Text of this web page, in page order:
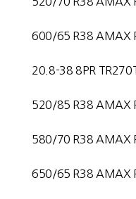
600/65 R38 AMAX
20.8-38 8PR
520/85 R38 AMAX
580/70 R38 AMAX
650/65 R38 AMAX